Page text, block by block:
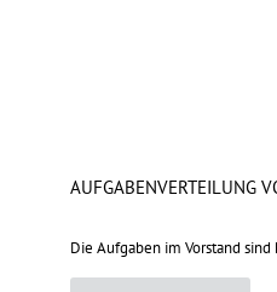
AUFGABENVERTEILUNG
Die Aufgaben im Vorstand